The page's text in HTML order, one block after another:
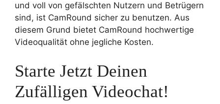
und voll von gefälschten Nutzern und Betrügern
sind, ist CamRound sicher zu benutzen. Aus
diesem Grund bietet CamRound hochwertige
Videoqualität ohne jegliche Kosten.
Starte Jetzt Deinen
Zufälligen Videochat!